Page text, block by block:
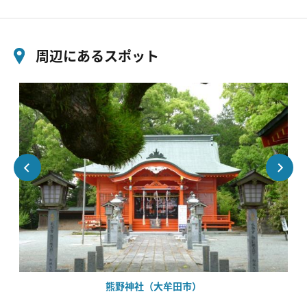
周辺にあるスポット
熊野神社（大牟田市）